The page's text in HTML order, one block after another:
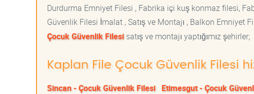
Durdurma Emniyet Filesi , Fabrika içi kuş konmaz filesi,
Güvenlik Filesi İmalat , Satış ve Montajı , Balkon Emniyet
Çocuk Güvenlik Filesisatış ve montajı yaptığımız şehirler;
Kaplan File Çocuk Güvenlik Filesi
Sincan - Çocuk Güvenlik Filesi Etimesgut - Çocuk